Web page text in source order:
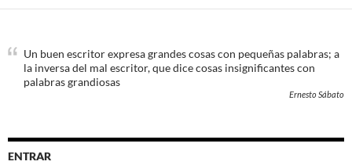
Un buen escritor expresa grandes cosas con pequeñas palabras; a
la inversa del mal escritor, que dice cosas insignificantes con
palabras grandiosas
Ernesto Sábato
ENTRAR